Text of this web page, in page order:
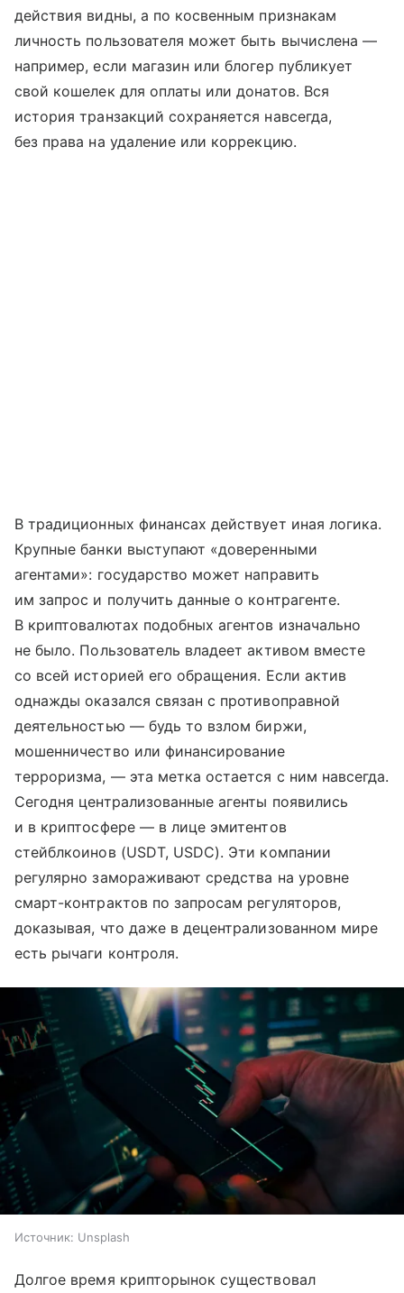
действия видны, а по косвенным признакам
личность пользователя может быть вычислена —
например, если магазин или блогер публикует
свой кошелек для оплаты или донатов. Вся
история транзакций сохраняется навсегда,
без права на удаление или коррекцию.
В традиционных финансах действует иная логика.
Крупные банки выступают «доверенными
агентами»: государство может направить
им запрос и получить данные о контрагенте.
В криптовалютах подобных агентов изначально
не было. Пользователь владеет активом вместе
со всей историей его обращения. Если актив
однажды оказался связан с противоправной
деятельностью — будь то взлом биржи,
мошенничество или финансирование
терроризма, — эта метка остается с ним навсегда.
Сегодня централизованные агенты появились
и в криптосфере — в лице эмитентов
стейблкоинов (USDT, USDC). Эти компании
регулярно замораживают средства на уровне
смарт-контрактов по запросам регуляторов,
доказывая, что даже в децентрализованном мире
есть рычаги контроля.
Источник: Unsplash
Долгое время крипторынок существовал